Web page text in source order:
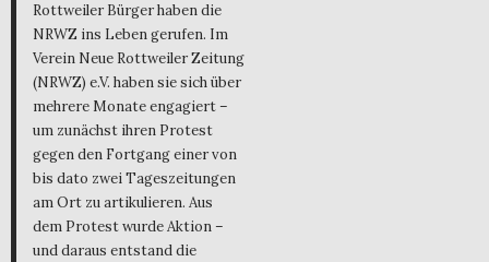
Rottweiler Bürger haben die
NRWZ ins Leben gerufen. Im
Verein Neue Rottweiler Zeitung
(NRWZ) e.V. haben sie sich über
mehrere Monate engagiert –
um zunächst ihren Protest
gegen den Fortgang einer von
bis dato zwei Tageszeitungen
am Ort zu artikulieren. Aus
dem Protest wurde Aktion –
und daraus entstand die